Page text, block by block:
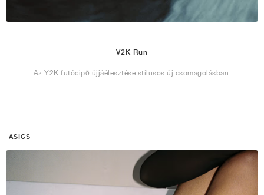
V2K Run
Az Y2K futócipő újjáélesztése stílusos új csomagolásban.
ASICS